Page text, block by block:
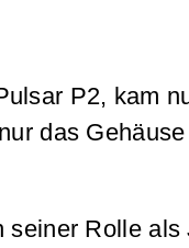
P2, kam
das
seiner Rolle